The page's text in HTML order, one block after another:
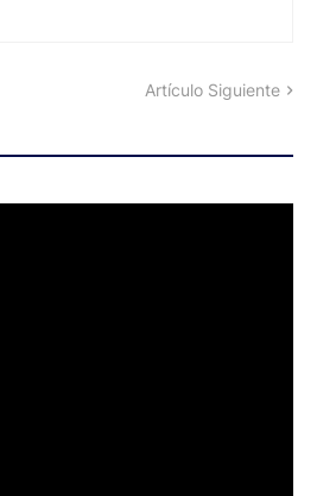
Artículo Siguiente